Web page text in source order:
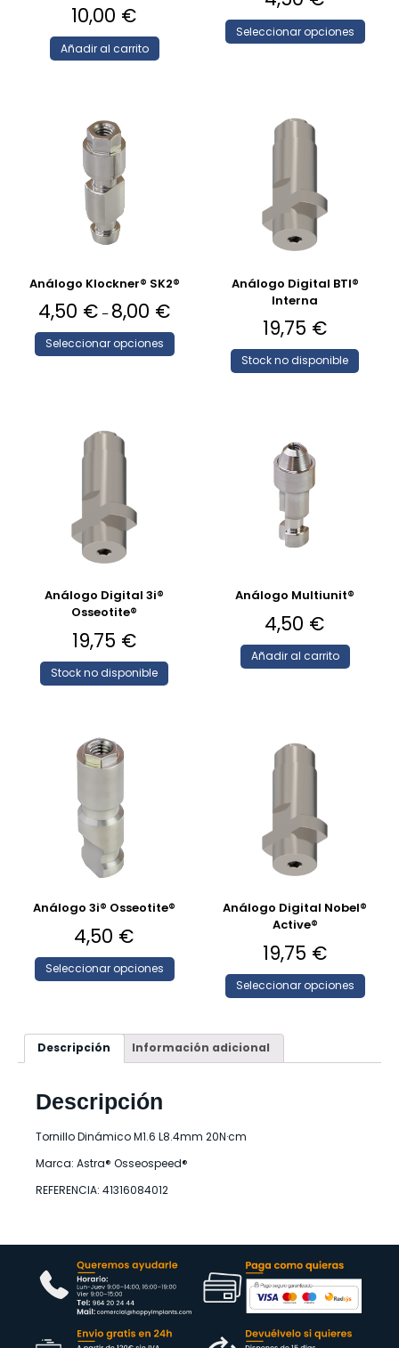
10,00 €
Añadir al carrito
Seleccionar opciones
Análogo Klockner® SK2®
4,50 € – 8,00 €
Seleccionar opciones
Análogo Digital BTI®
Interna
19,75 €
Stock no disponible
Análogo Digital 3i®
Osseotite®
19,75 €
Stock no disponible
Análogo Multiunit®
4,50 €
Añadir al carrito
Análogo 3i® Osseotite®
4,50 €
Seleccionar opciones
Análogo Digital Nobel®
Active®
19,75 €
Seleccionar opciones
Descripción Información adicional
Descripción
Tornillo Dinámico M1.6 L8.4mm 20N·cm
Marca: Astra® Osseospeed®
REFERENCIA: 41316084012